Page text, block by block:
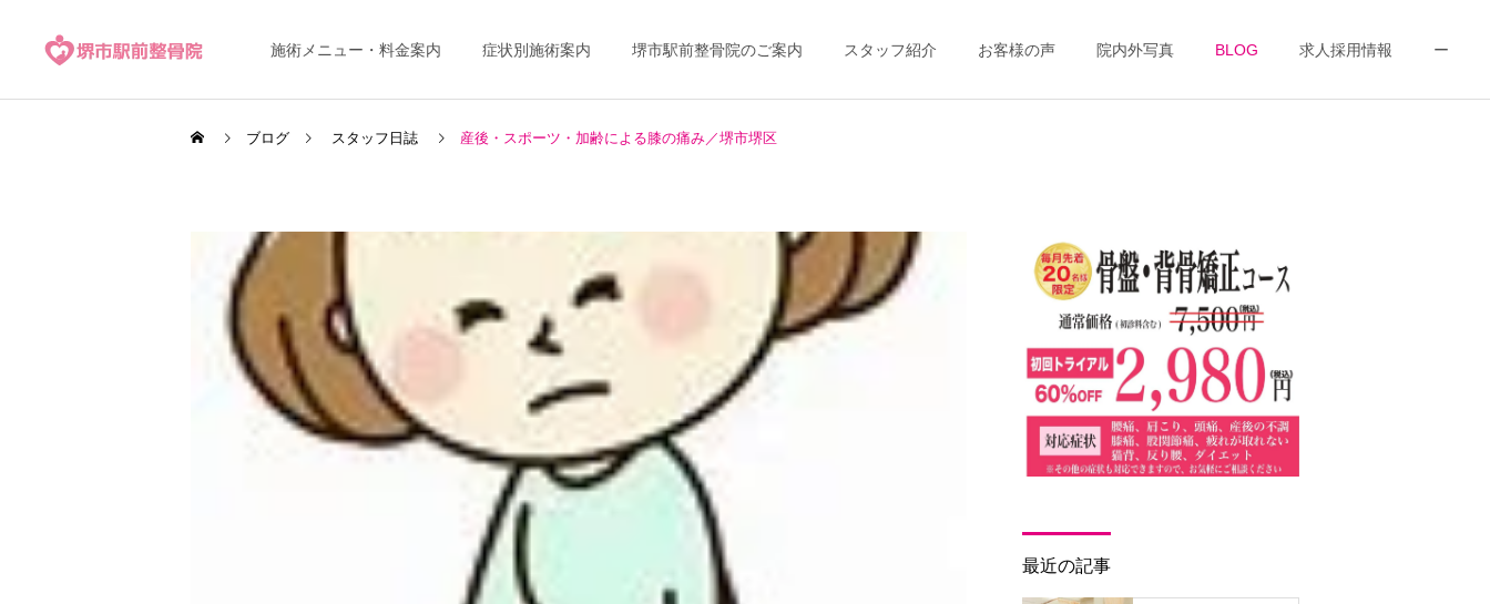
施術メニュー・料金案内 症状別施術案内 堺市駅前整骨院のご案内 スタッフ紹介 お客様の声 院内外写真 BLOG 求人採用情報 ー
ブログ スタッフ日誌 産後・スポーツ・加齢による膝の痛み／堺市堺区
最近の記事